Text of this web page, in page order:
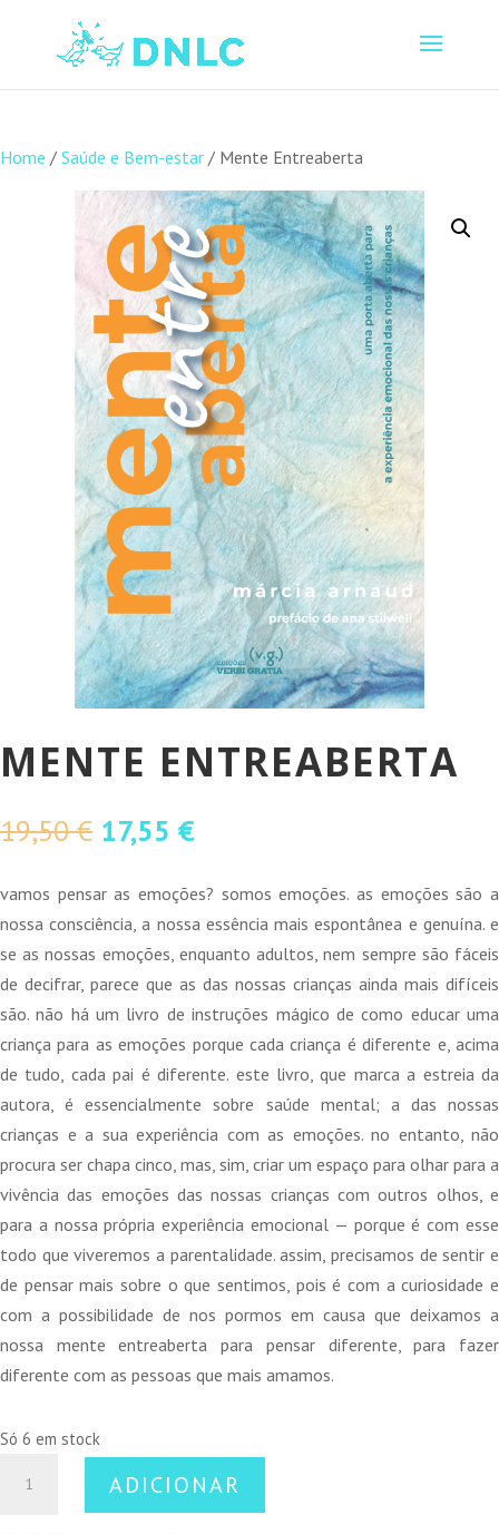
Home / Saúde e Bem-estar / Mente Entreaberta
MENTE ENTREABERTA
19,50€ O
original
era:
19,50 €.
17,55 €O
atual
é:
17,55 €.
vamos pensar as emoções? somos emoções. as emoções são a
nossa consciência, a nossa essência mais espontânea e genuína. e
se as nossas emoções, enquanto adultos, nem sempre são fáceis
de decifrar, parece que as das nossas crianças ainda mais difíceis
são. não há um livro de instruções mágico de como educar uma
criança para as emoções porque cada criança é diferente e, acima
de tudo, cada pai é diferente. este livro, que marca a estreia da
autora, é essencialmente sobre saúde mental; a das nossas
crianças e a sua experiência com as emoções. no entanto, não
procura ser chapa cinco, mas, sim, criar um espaço para olhar para a
vivência das emoções das nossas crianças com outros olhos, e
para a nossa própria experiência emocional — porque é com esse
todo que viveremos a parentalidade. assim, precisamos de sentir e
de pensar mais sobre o que sentimos, pois é com a curiosidade e
com a possibilidade de nos pormos em causa que deixamos a
nossa mente entreaberta para pensar diferente, para fazer
diferente com as pessoas que mais amamos.
Só 6 em stock
ADICIONAR